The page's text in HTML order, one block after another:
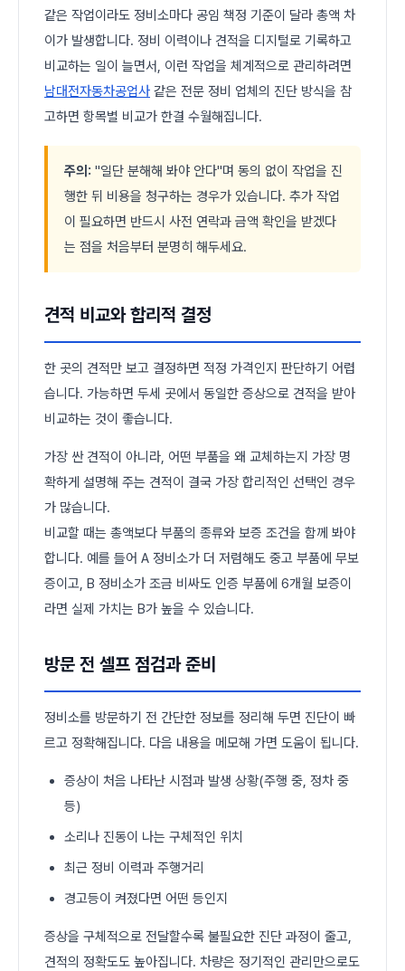
같은 작업이라도 정비소마다 공임 책정 기준이 달라 총액 차
이가 발생합니다. 정비 이력이나 견적을 디지털로 기록하고
비교하는 일이 늘면서, 이런 작업을 체계적으로 관리하려면
남대전자동차공업사 같은 전문 정비 업체의 진단 방식을 참
고하면 항목별 비교가 한결 수월해집니다.
주의: "일단 분해해 봐야 안다"며 동의 없이 작업을 진
행한 뒤 비용을 청구하는 경우가 있습니다. 추가 작업
이 필요하면 반드시 사전 연락과 금액 확인을 받겠다
는 점을 처음부터 분명히 해두세요.
견적 비교와 합리적 결정
한 곳의 견적만 보고 결정하면 적정 가격인지 판단하기 어렵
습니다. 가능하면 두세 곳에서 동일한 증상으로 견적을 받아
비교하는 것이 좋습니다.
가장 싼 견적이 아니라, 어떤 부품을 왜 교체하는지 가장 명
확하게 설명해 주는 견적이 결국 가장 합리적인 선택인 경우
가 많습니다.
비교할 때는 총액보다 부품의 종류와 보증 조건을 함께 봐야
합니다. 예를 들어 A 정비소가 더 저렴해도 중고 부품에 무보
증이고, B 정비소가 조금 비싸도 인증 부품에 6개월 보증이
라면 실제 가치는 B가 높을 수 있습니다.
방문 전 셀프 점검과 준비
정비소를 방문하기 전 간단한 정보를 정리해 두면 진단이 빠
르고 정확해집니다. 다음 내용을 메모해 가면 도움이 됩니다.
증상이 처음 나타난 시점과 발생 상황(주행 중, 정차 중
등)
소리나 진동이 나는 구체적인 위치
최근 정비 이력과 주행거리
경고등이 켜졌다면 어떤 등인지
증상을 구체적으로 전달할수록 불필요한 진단 과정이 줄고,
견적의 정확도도 높아집니다. 차량은 정기적인 관리만으로도